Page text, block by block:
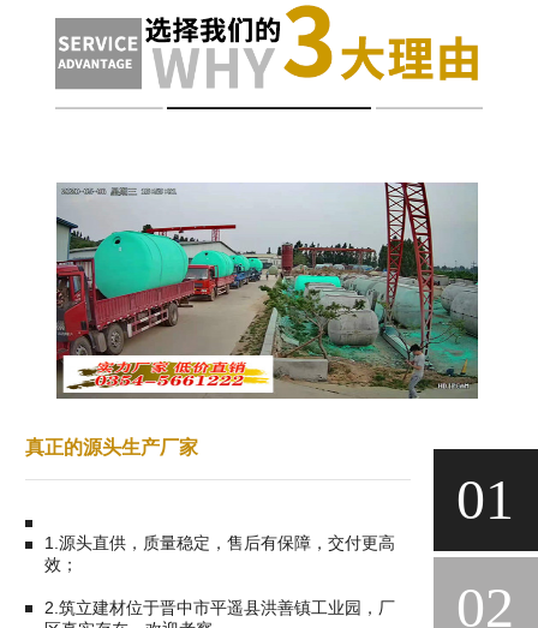
真正的源头生产厂家
1.源头直供，质量稳定，售后有保障，交付更高
效；
2.筑立建材位于晋中市平遥县洪善镇工业园，厂
01
02